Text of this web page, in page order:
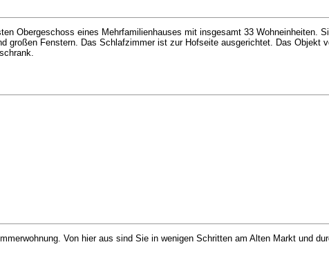
Obergeschoss eines Mehrfamilienhauses mit insgesamt 33 Wohneinheiten.
großen Fenstern. Das Schlafzimmer ist zur Hofseite ausgerichtet. Das Objekt
Von hier aus sind Sie in wenigen Schritten am Alten Markt und